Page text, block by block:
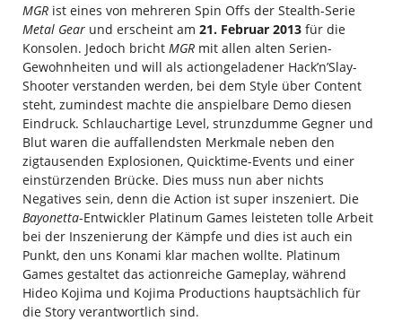
MGR ist eines von mehreren Spin Offs der Stealth-Serie
Metal Gear und erscheint am 21. Februar 2013 für die
Konsolen. Jedoch bricht MGR mit allen alten Serien-
Gewohnheiten und will als actiongeladener Hack’n’Slay-
Shooter verstanden werden, bei dem Style über Content
steht, zumindest machte die anspielbare Demo diesen
Eindruck. Schlauchartige Level, strunzdumme Gegner und
Blut waren die auffallendsten Merkmale neben den
zigtausenden Explosionen, Quicktime-Events und einer
einstürzenden Brücke. Dies muss nun aber nichts
Negatives sein, denn die Action ist super inszeniert. Die
Bayonetta-Entwickler Platinum Games leisteten tolle Arbeit
bei der Inszenierung der Kämpfe und dies ist auch ein
Punkt, den uns Konami klar machen wollte. Platinum
Games gestaltet das actionreiche Gameplay, während
Hideo Kojima und Kojima Productions hauptsächlich für
die Story verantwortlich sind.